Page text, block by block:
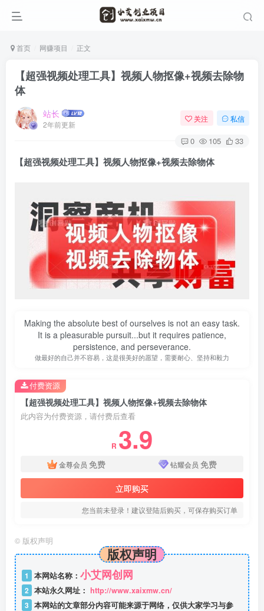
首页 网赚项目 正文
【超强视频处理工具】视频人物抠像+视频去除物
体
站长
2年前更新
关注 私信
0 105 33
【超强视频处理工具】视频人物抠像+视频去除物体
Making the absolute best of ourselves is not an easy task.
It is a pleasurable pursuit...but it requires patience,
persistence, and perseverance.
做最好的自己并不容易，这是很美好的愿望，需要耐心、坚持和毅力
【超强视频处理工具】视频人物抠像+视频去除物体
此内容为付费资源，请付费后查看
R 3.9
金尊会员 免费 钻耀会员 免费
立即购买
您当前未登录！建议登陆后购买，可保存购买订单
付费资源
© 版权声明
版权声明
1 本网站名称： 小艾网创网
2 本站永久网址： http://www.xaixmw.cn/
3 本网站的文章部分内容可能来源于网络，仅供大家学习与参